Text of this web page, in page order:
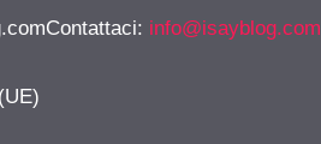
: info@isayblog.com